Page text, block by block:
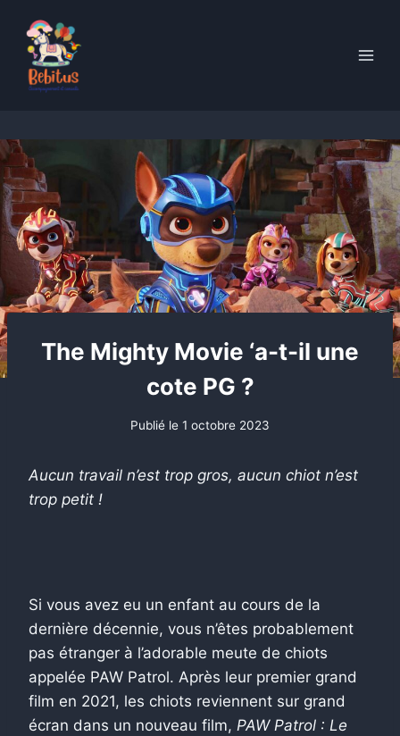
content
The Mighty Movie ‘a-t-il une
cote PG ?
Publié le 1 octobre 2023
Aucun travail n’est trop gros, aucun chiot n’est
trop petit !
Si vous avez eu un enfant au cours de la
dernière décennie, vous n’êtes probablement
pas étranger à l’adorable meute de chiots
appelée PAW Patrol. Après leur premier grand
film en 2021, les chiots reviennent sur grand
écran dans un nouveau film, PAW Patrol : Le